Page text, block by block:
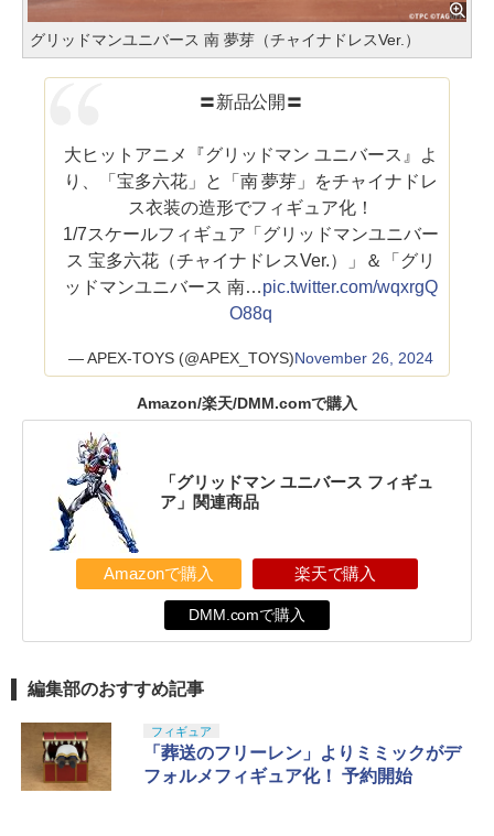
グリッドマンユニバース 南 夢芽（チャイナドレスVer.）
〓新品公開〓
大ヒットアニメ『グリッドマン ユニバース』よ
り、「宝多六花」と「南 夢芽」をチャイナドレ
ス衣装の造形でフィギュア化！
1/7スケールフィギュア「グリッドマンユニバー
ス 宝多六花（チャイナドレスVer.）」＆「グリ
ッドマンユニバース 南…pic.twitter.com/wqxrgQ
O88q
— APEX-TOYS (@APEX_TOYS)November 26, 2024
Amazon/楽天/DMM.comで購入
「グリッドマン ユニバース フィギュ
ア」関連商品
Amazonで購入 楽天で購入
DMM.comで購入
編集部のおすすめ記事
フィギュア
「葬送のフリーレン」よりミミックがデ
フォルメフィギュア化！ 予約開始